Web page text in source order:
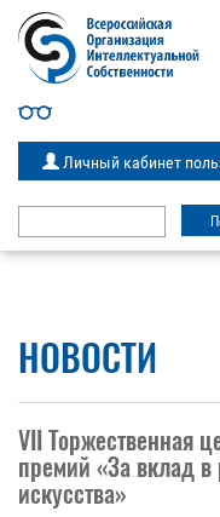
Личный кабинет
НОВОСТИ
VII Торжественная
премий «За вклад в
искусства»